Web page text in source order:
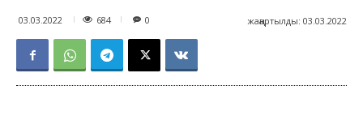
03.03.2022 684 жаңартылды: 03.03.2022
0